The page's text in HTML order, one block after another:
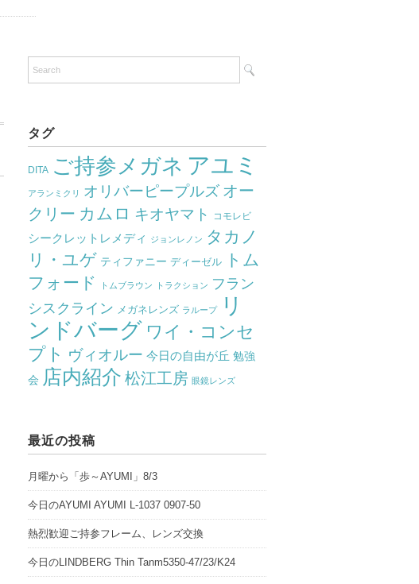
タグ
DITA ご持参メガネ アユミ
アランミクリ オリバーピープルズ オー
クリー カムロ キオヤマト コモレビ
シークレットレメディ ジョンレノン タカノ
リ・ユゲ ティファニー ディーゼル
トム
フォード
トムブラウン トラクション フラン
シスクライン メガネレンズ ラループ
リ
ンドバーグ ワイ・コンセ
プト ヴィオルー 今日の自由が丘 勉強
会 店内紹介 松江工房 眼鏡レンズ
最近の投稿
月曜から「歩～AYUMI」8/3
今日のAYUMI AYUMI L-1037 0907-50
熱烈歓迎ご持参フレーム、レンズ交換
今日のLINDBERG Thin Tanm5350-47/23/K24